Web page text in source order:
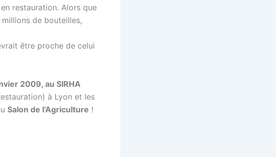
restauration. Alors que
de bouteilles,
être proche de celui
2009, au SIRHA
à Lyon et les
Salon de l’Agriculture !